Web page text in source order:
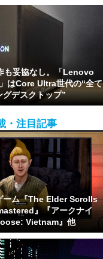
も妥協なし。「Lenovo
はCore Ultra世代の“全て
デスクトップ”
・注目記事
ーム『The Elder Scrolls
』『アークナイ
Vietnam』他